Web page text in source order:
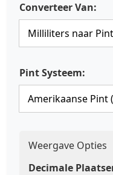
Converteer Van:
Pint Systeem:
Weergave Opties
Decimale